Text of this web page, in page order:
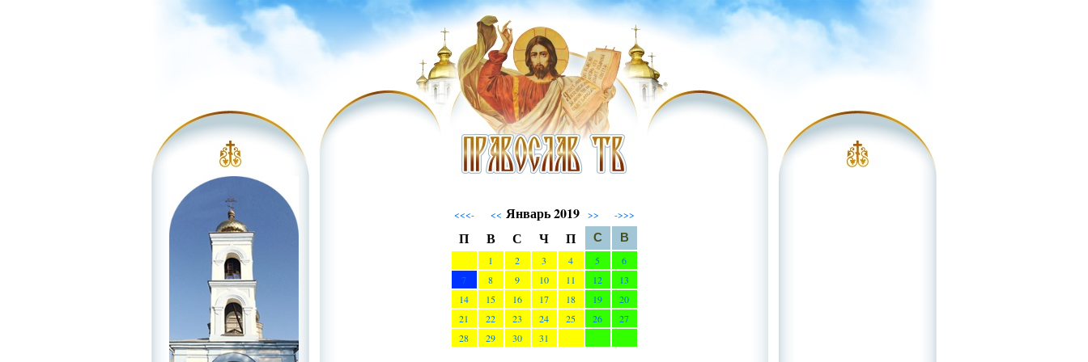
<<<- << Январь 2019 >> ->>>
П В С Ч П С
В
1
2 3 4 5
6
7
8 9 10 11 12
13
14
15 16 17 18 19
20
21
22 23 24 25 26
27
28
29 30 31